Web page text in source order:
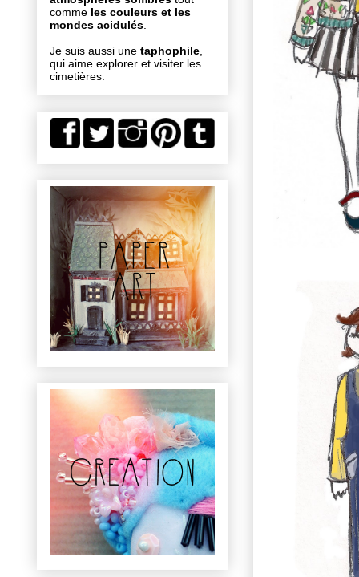
comme les couleurs et les
mondes acidulés
Je suis aussi une taphophile
qui aime explorer et visiter les
cimetières.